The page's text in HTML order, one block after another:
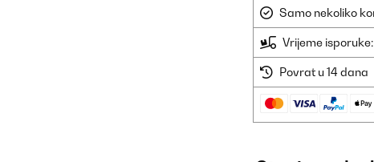
Samo nekoliko
Vrijeme
Povrat u 14 dana